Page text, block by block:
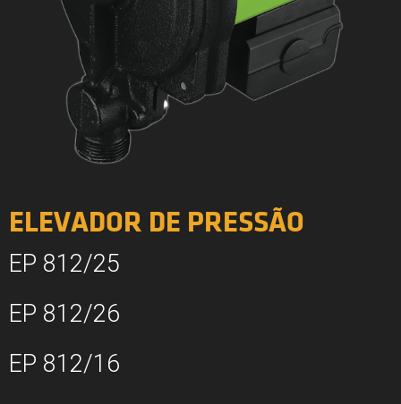
ELEVADOR DE PRESSÃO
EP 812/25
EP 812/26
EP 812/16